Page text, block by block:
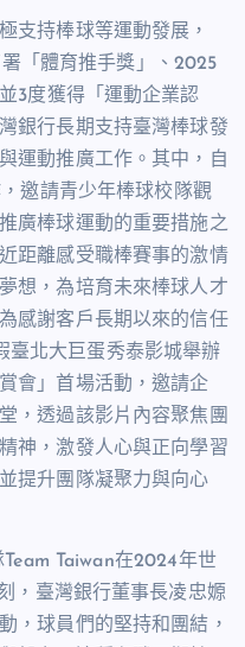
支持棒球等運動發展，
「體育推手獎」、 2025
3度獲得「運動企業認
銀行長期支持臺灣棒球發
運動推廣工作。其中，自
邀請青少年棒球校隊觀
廣棒球運動的重要措施之
距離感受職棒賽事的激情
想，為培育未來棒球人才
感謝客戶長期以來的信任
臺北大巨蛋秀泰影城舉辦
會」首場活動，邀請企
，透過該影片內容聚焦團
神，激發人心與正向學習
提升團隊凝聚力與向心
Team Taiwan在2024年世
，臺灣銀行董事長凌忠嫄
，球員們的堅持和團結，